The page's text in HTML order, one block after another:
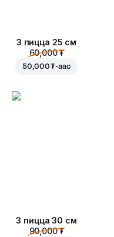
3 пицца 25 см
60,000 ₮
50,000 ₮-аас
3 пицца 30 см
90,000 ₮